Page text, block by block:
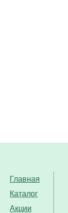
Главная
Каталог
Акции